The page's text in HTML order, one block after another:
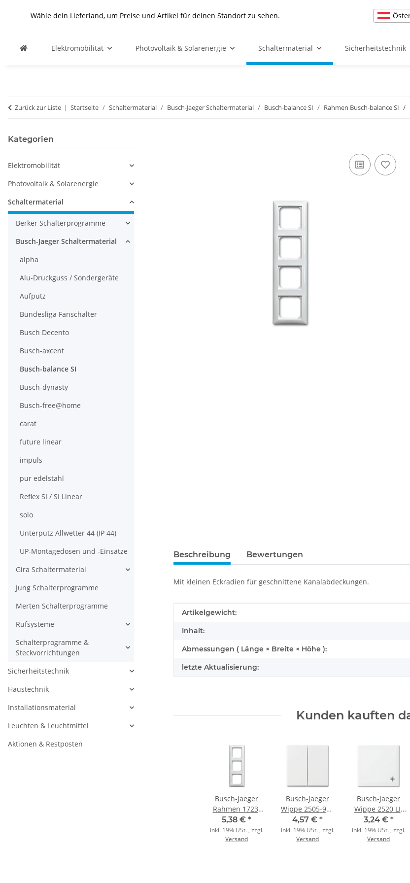
Wähle dein Lieferland, um Preise und Artikel für deinen Standort zu sehen.
Elektromobilität Photovoltaik & Solarenergie Schaltermaterial Sicherheitstechnik
Zurück zur Liste Startseite Schaltermaterial Busch-Jaeger Schaltermaterial Busch-balance SI Rahmen Busch-balance SI
Beschreibung Bewertungen
Mit kleinen Eckradien für geschnittene Kanalabdeckungen.
Produkteigenschaft
Wert
Artikelgewicht:
Inhalt:
Abmessungen ( Länge × Breite × Höhe ):
letzte Aktualisierung:
Kunden kauften
Busch-Jaeger
Rahmen 1723-
914 3fach
alpinweiß
5,38 € *
inkl. 19% USt. , zzgl.
Versand
Busch-Jaeger
Wippe 2505-914
Serien
alpinweiß
4,57 € *
inkl. 19% USt. , zzgl.
Versand
Busch-Jaeger
Wippe 2520 LI-
914 Licht
alpinweiß
3,24 € *
inkl. 19% USt. , zzgl.
Versand
Kategorien
Elektromobilität
Photovoltaik & Solarenergie
Schaltermaterial
Berker Schalterprogramme
Busch-Jaeger Schaltermaterial
alpha
Alu-Druckguss / Sondergeräte
Aufputz
Bundesliga Fanschalter
Busch Decento
Busch-axcent
Busch-balance SI
Busch-dynasty
Busch-free@home
carat
future linear
impuls
pur edelstahl
Reflex SI / SI Linear
solo
Unterputz Allwetter 44 (IP 44)
UP-Montagedosen und -Einsätze
Gira Schaltermaterial
Jung Schalterprogramme
Merten Schalterprogramme
Rufsysteme
Schalterprogramme &
Steckvorrichtungen
Sicherheitstechnik
Haustechnik
Installationsmaterial
Leuchten & Leuchtmittel
Aktionen & Restposten